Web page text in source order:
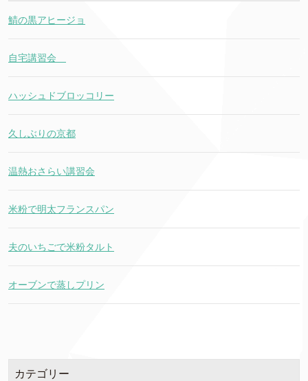
鯖の黒アヒージョ
自宅講習会
ハッシュドブロッコリー
久しぶりの京都
温熱おさらい講習会
米粉で明太フランスパン
夫のいちごで米粉タルト
オーブンで蒸しプリン
カテゴリー